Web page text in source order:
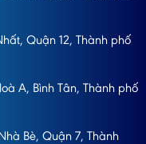
Quận 12, Thành phố
A, Bình Tân, Thành phố
Bè, Quận 7, Thành